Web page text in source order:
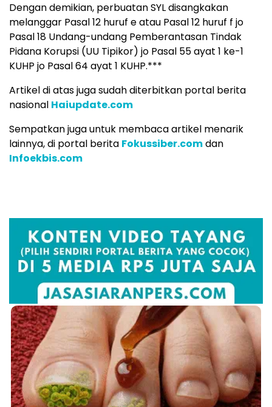
Dengan demikian, perbuatan SYL disangkakan
melanggar Pasal 12 huruf e atau Pasal 12 huruf f jo
Pasal 18 Undang-undang Pemberantasan Tindak
Pidana Korupsi (UU Tipikor) jo Pasal 55 ayat 1 ke-1
KUHP jo Pasal 64 ayat 1 KUHP.***
Artikel di atas juga sudah diterbitkan portal berita
nasional Haiupdate.com
Sempatkan juga untuk membaca artikel menarik
lainnya, di portal berita Fokussiber.comdan
Infoekbis.com